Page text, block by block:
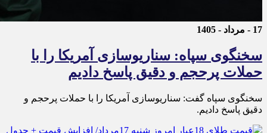
17 - مرداد - 1405
سخنگوی سپاه: سناریوسازی آمریکا را با
حملات پرحجم‌‌ و دقیق‌ پاسخ دادیم
سخنگوی سپاه گفت: سناریوسازی آمریکا را با حملات پرحجم‌‌ و
دقیق‌ پاسخ دادیم.